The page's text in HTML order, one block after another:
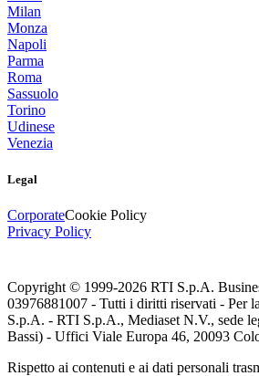
Milan
Monza
Napoli
Parma
Roma
Sassuolo
Torino
Udinese
Venezia
Legal
CorporateCookie Policy
Privacy Policy
Copyright © 1999-2026 RTI S.p.A.
03976881007 - Tutti i diritti riservati - Per
S.p.A. - RTI S.p.A., Mediaset N.V., sede
Bassi) - Uffici Viale Europa 46, 20093
Rispetto ai contenuti e ai dati personali